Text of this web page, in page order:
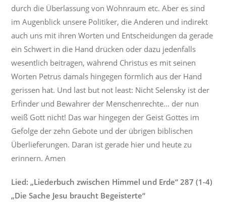
durch die Überlassung von Wohnraum etc. Aber es sind
im Augenblick unsere Politiker, die Anderen und indirekt
auch uns mit ihren Worten und Entscheidungen da gerade
ein Schwert in die Hand drücken oder dazu jedenfalls
wesentlich beitragen, während Christus es mit seinen
Worten Petrus damals hingegen förmlich aus der Hand
gerissen hat. Und last but not least: Nicht Selensky ist der
Erfinder und Bewahrer der Menschenrechte… der nun
weiß Gott nicht! Das war hingegen der Geist Gottes im
Gefolge der zehn Gebote und der übrigen biblischen
Überlieferungen. Daran ist gerade hier und heute zu
erinnern. Amen
Lied: „Liederbuch zwischen Himmel und Erde“ 287 (1-4)
„Die Sache Jesu braucht Begeisterte“